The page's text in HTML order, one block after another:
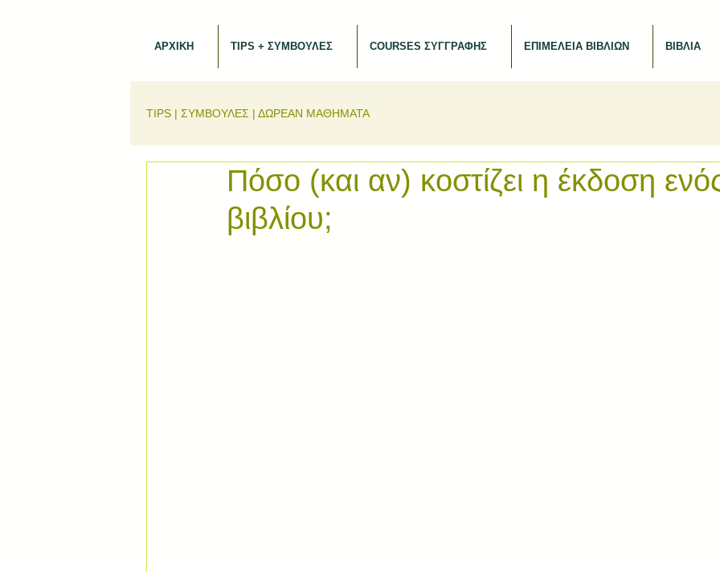
ΑΡΧΙΚΗ TIPS + ΣΥΜΒΟΥΛΕΣ COURSES ΣΥΓΓΡΑΦΗΣ ΕΠΙΜΕΛΕΙΑ ΒΙΒΛΙΩΝ ΒΙΒΛΙΑ
TIPS | ΣΥΜΒΟΥΛΕΣ | ΔΩΡΕΑΝ ΜΑΘΗΜΑΤΑ
Πόσο (και αν) κοστίζει η έκδοση
βιβλίου;